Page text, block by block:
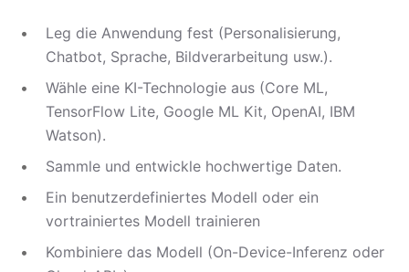
Leg die Anwendung fest (Personalisierung,
Chatbot, Sprache, Bildverarbeitung usw.).
Wähle eine KI-Technologie aus (Core ML,
TensorFlow Lite, Google ML Kit, OpenAI, IBM
Watson).
Sammle und entwickle hochwertige Daten.
Ein benutzerdefiniertes Modell oder ein
vortrainiertes Modell trainieren
Kombiniere das Modell (On-Device-Inferenz oder